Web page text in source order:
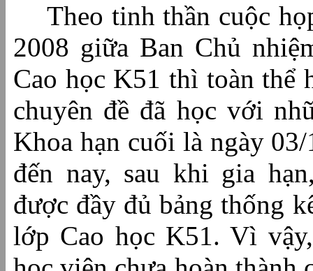
Theo tinh thần cuộc
2008 giữa Ban Chủ
Cao học K51 thì toàn thể
chuyên đề đã học với
Khoa hạn cuối là ngày
đến nay, sau khi gia
được đầy đủ bảng thống
lớp Cao học K51. Vì